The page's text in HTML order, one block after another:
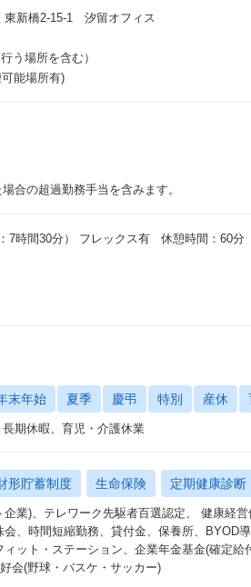
ルやプライベートを重視した働き方等に
となっております。
東新橋2-15-1 汐留オフィス
う場所を含む）
能場所有)
合の超過勤務手当を含みます。
7時間30分） フレックス有 休憩時間：60分
末年始 夏季 慶弔 特別 産休
期休暇、育児・介護休業
形貯蓄制度 生命保険 定期健康診断
業)、テレワーク先駆者百選認定、 健康経営
、時間短縮勤務、貸付金、保養所、BYOD
ット・ステーション、企業年金基金(確定
会(野球・バスケ・サッカー)